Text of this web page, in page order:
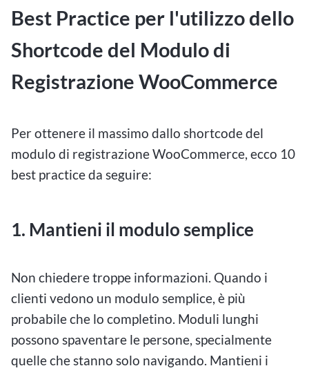
Best Practice per l'utilizzo dello
Shortcode del Modulo di
Registrazione WooCommerce
Per ottenere il massimo dallo shortcode del
modulo di registrazione WooCommerce, ecco 10
best practice da seguire:
1. Mantieni il modulo semplice
Non chiedere troppe informazioni. Quando i
clienti vedono un modulo semplice, è più
probabile che lo completino. Moduli lunghi
possono spaventare le persone, specialmente
quelle che stanno solo navigando. Mantieni i